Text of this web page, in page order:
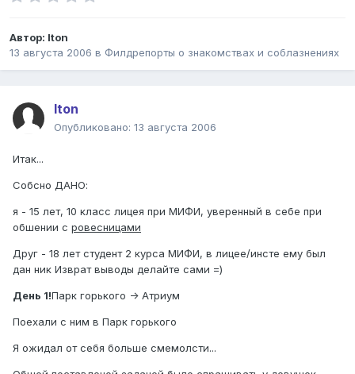
Автор: Iton
13 августа 2006 в Филдрепорты о знакомствах и соблазнениях
Iton
Опубликовано: 13 августа 2006
Итак...
Собсно ДАНО:
я - 15 лет, 10 класс лицея при МИФИ, уверенный в себе при
обшении с ровесницами
Друг - 18 лет студент 2 курса МИФИ, в лицее/инсте ему был
дан ник Изврат выводы делайте сами =)
День 1!Парк горького -> Атриум
Поехали с ним в Парк горького
Я ожидал от себя больше смемолсти...